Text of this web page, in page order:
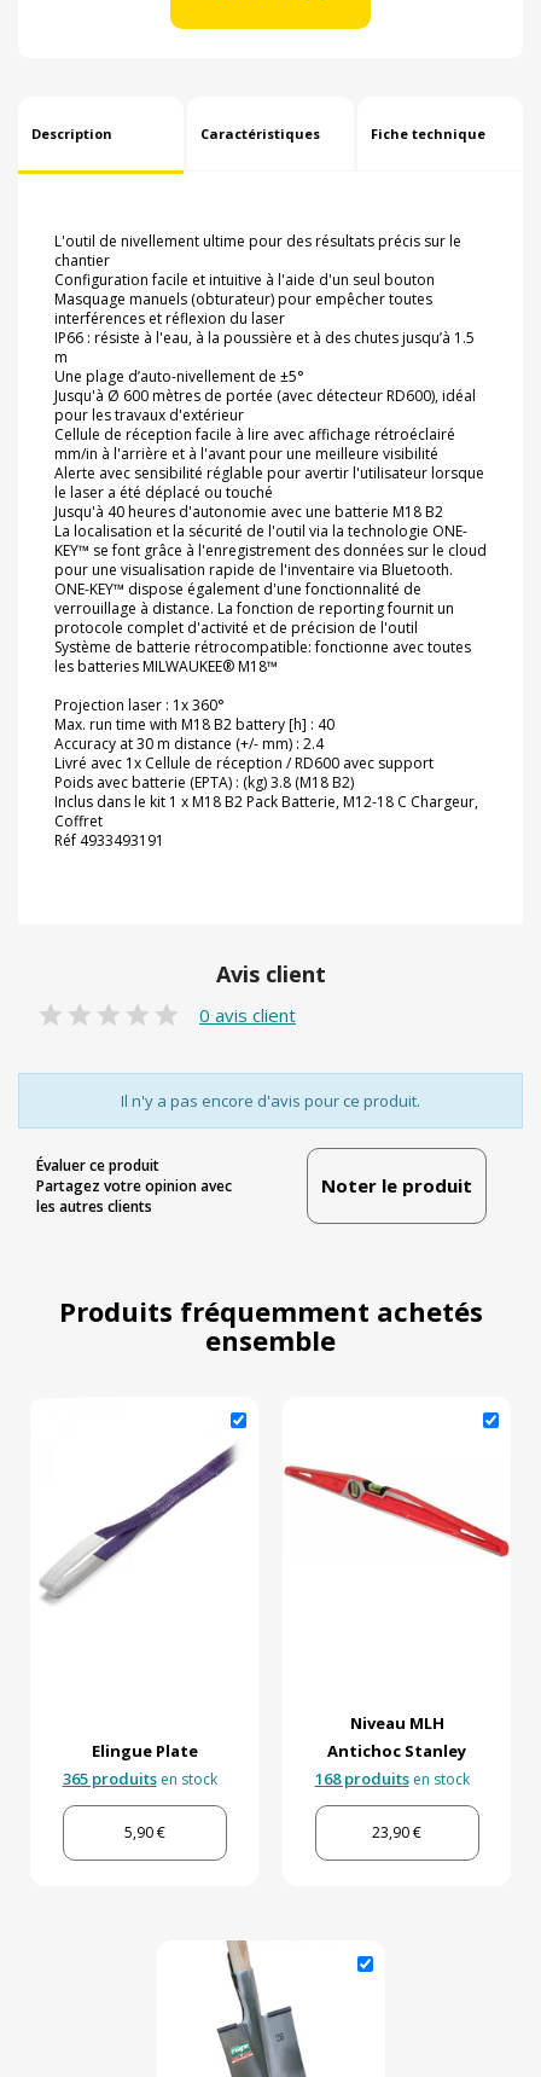
Description Caractéristiques Fiche technique
L'outil de nivellement ultime pour des résultats précis sur le
chantier
Configuration facile et intuitive à l'aide d'un seul bouton
Masquage manuels (obturateur) pour empêcher toutes
interférences et réflexion du laser
IP66 : résiste à l'eau, à la poussière et à des chutes jusqu’à 1.5
m
Une plage d’auto-nivellement de ±5°
Jusqu'à Ø 600 mètres de portée (avec détecteur RD600), idéal
pour les travaux d'extérieur
Cellule de réception facile à lire avec affichage rétroéclairé
mm/in à l'arrière et à l'avant pour une meilleure visibilité
Alerte avec sensibilité réglable pour avertir l'utilisateur lorsque
le laser a été déplacé ou touché
Jusqu'à 40 heures d'autonomie avec une batterie M18 B2
La localisation et la sécurité de l'outil via la technologie ONE-
KEY™ se font grâce à l'enregistrement des données sur le cloud
pour une visualisation rapide de l'inventaire via Bluetooth.
ONE-KEY™ dispose également d'une fonctionnalité de
verrouillage à distance. La fonction de reporting fournit un
protocole complet d'activité et de précision de l'outil
Système de batterie rétrocompatible: fonctionne avec toutes
les batteries MILWAUKEE® M18™
Projection laser : 1x 360°
Max. run time with M18 B2 battery [h] : 40
Accuracy at 30 m distance (+/- mm) : 2.4
Livré avec 1x Cellule de réception / RD600 avec support
Poids avec batterie (EPTA) : (kg) 3.8 (M18 B2)
Inclus dans le kit 1 x M18 B2 Pack Batterie, M12-18 C Chargeur,
Coffret
Réf 4933493191
Avis client
0 avis client
Il n'y a pas encore d'avis pour ce produit.
Évaluer ce produit
Partagez votre opinion avec
les autres clients
Noter le produit
Produits fréquemment achetés
ensemble
Elingue Plate
365 produitsen stock
5,90 €
Niveau MLH
Antichoc Stanley
168 produitsen stock
23,90 €